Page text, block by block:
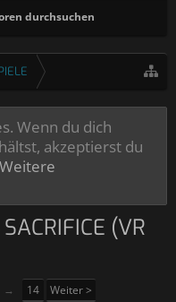
durchsuchen
Wenn du dich
akzeptierst du
Weitere
(VR
→ 14 Weiter >